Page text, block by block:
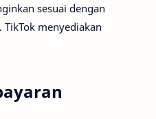
sesuai dengan
menyediakan